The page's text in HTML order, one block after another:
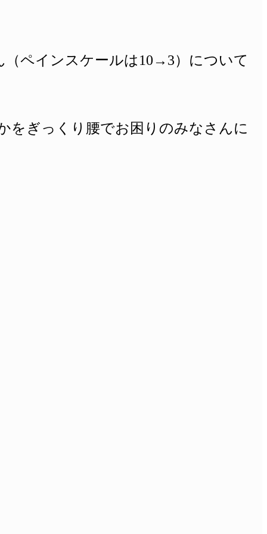
（ペインスケールは10→3）について
をぎっくり腰でお困りのみなさんに